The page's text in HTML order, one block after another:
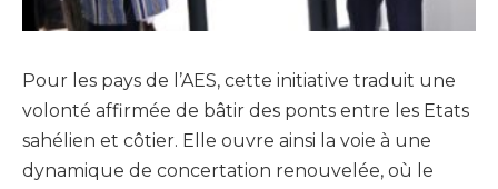
Pour les pays de l’AES, cette initiative traduit une
volonté affirmée de bâtir des ponts entre les Etats
sahélien et côtier. Elle ouvre ainsi la voie à une
dynamique de concertation renouvelée, où le